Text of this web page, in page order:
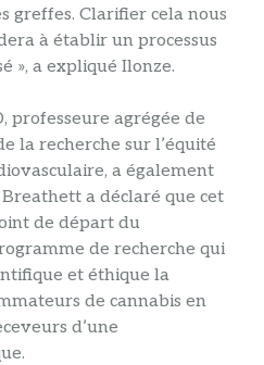
greffes. Clarifier cela nous
à établir un processus
», a expliqué Ilonze.
professeure agrégée de
la recherche sur l’équité
a également
a déclaré que cet
de départ du
de recherche qui
et éthique la
de cannabis en
d’une